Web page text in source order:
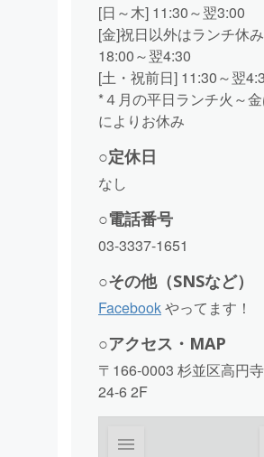
[日～木] 11:30～翌3:00
[金]祝日以外はランチ休み
18:00～翌4:30
[土・祝前日] 11:30～翌
*４月の平日ランチ火～
によりお休み
○定休日
なし
○電話番号
03-3337-1651
○その他（SNSなど）
Facebookやってます！
○アクセス・MAP
〒166-0003 杉並区高円
24-6 2F